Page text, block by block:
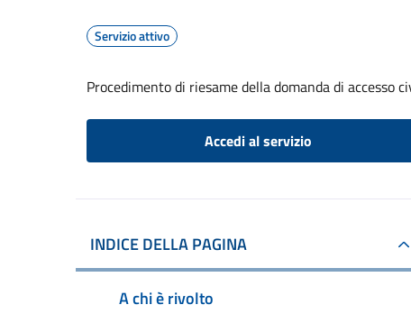
Servizio attivo
Procedimento di riesame della domanda di accesso
Accedi al servizio
INDICE DELLA PAGINA
A chi è rivolto